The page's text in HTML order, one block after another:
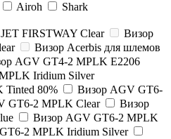
Airoh
Shark
FIRSTWAY Clear
Визор
Визор Acerbis для шлемов
AGV GT4-2 MPLK E2206
Iridium Silver
Tinted 80%
Визор AGV GT6-
GT6-2 MPLK Clear
Визор
Визор AGV GT6-2 MPLK
2 MPLK Iridium Silver